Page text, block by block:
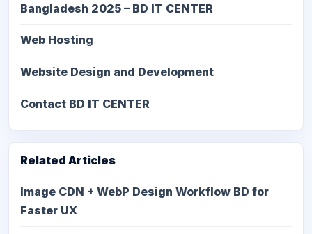
Bangladesh 2025 – BD IT CENTER
Web Hosting
Website Design and Development
Contact BD IT CENTER
Related Articles
Image CDN + WebP Design Workflow BD for
Faster UX